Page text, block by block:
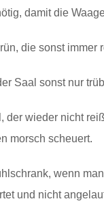
damit die
die sonst immer
Saal sonst nur
der wieder nicht
morsch scheuert.
wenn
und nicht